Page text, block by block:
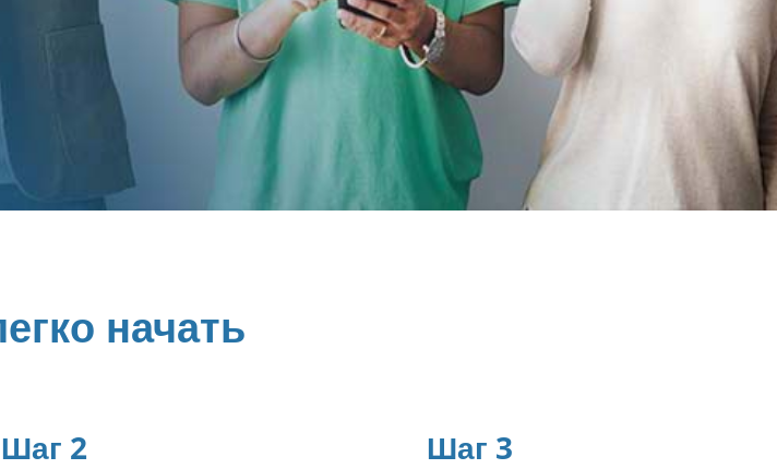
начать
Шаг 2 Шаг 3